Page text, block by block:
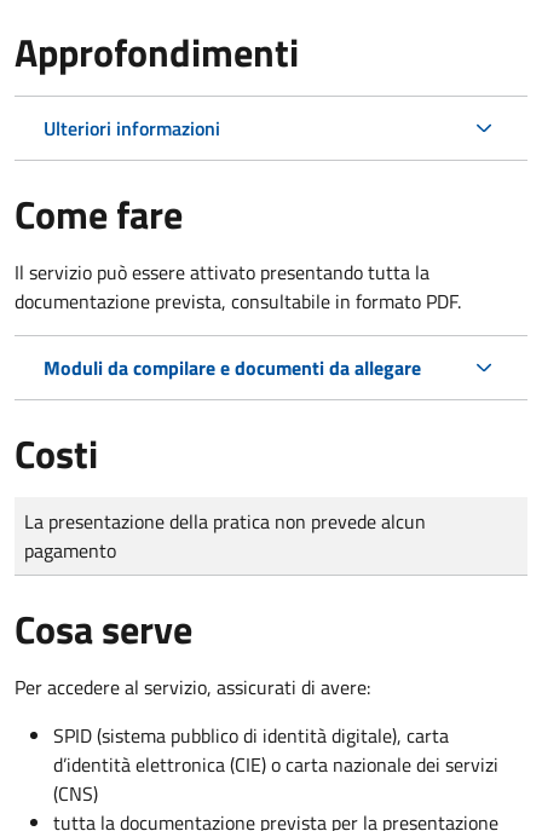
Approfondimenti
Ulteriori informazioni
Come fare
Il servizio può essere attivato presentando tutta la
documentazione prevista, consultabile in formato PDF.
Moduli da compilare e documenti da allegare
Costi
Tipo di pagamento
Importo
La presentazione della pratica non prevede alcun
pagamento
Cosa serve
Per accedere al servizio, assicurati di avere:
SPID (sistema pubblico di identità digitale), carta
d’identità elettronica (CIE) o carta nazionale dei servizi
(CNS)
tutta la documentazione prevista per la presentazione